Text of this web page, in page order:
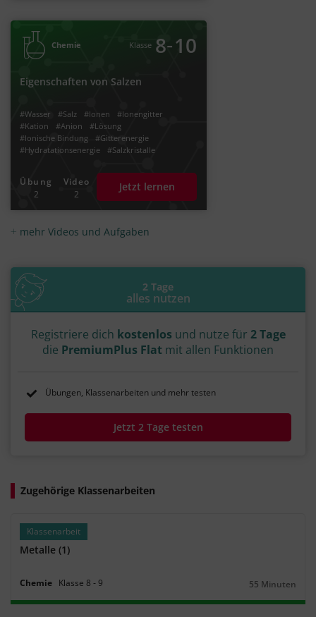
Chemie Klasse 8‐10
Eigenschaften von Salzen
#Wasser #Salz #Ionen
#Ionengitter
#Kation
#Anion
#Lösung
#Ionische Bindung
#Gitterenergie
#Hydratationsenergie
#Salzkristalle
#Salzwasser
#Ionen Chemie
Übung
2
Video
2
Jetzt lernen
mehr Videos und Aufgaben
2 Tage
alles nutzen
Registriere dich kostenlos und nutze für 2 Tage
die PremiumPlus Flat mit allen Funktionen
Übungen, Klassenarbeiten und mehr testen
Jetzt 2 Tage testen
Zugehörige Klassenarbeiten
Klassenarbeit
Metalle (1)
Chemie Klasse 8 ‐9
Dauer:
55 Minuten